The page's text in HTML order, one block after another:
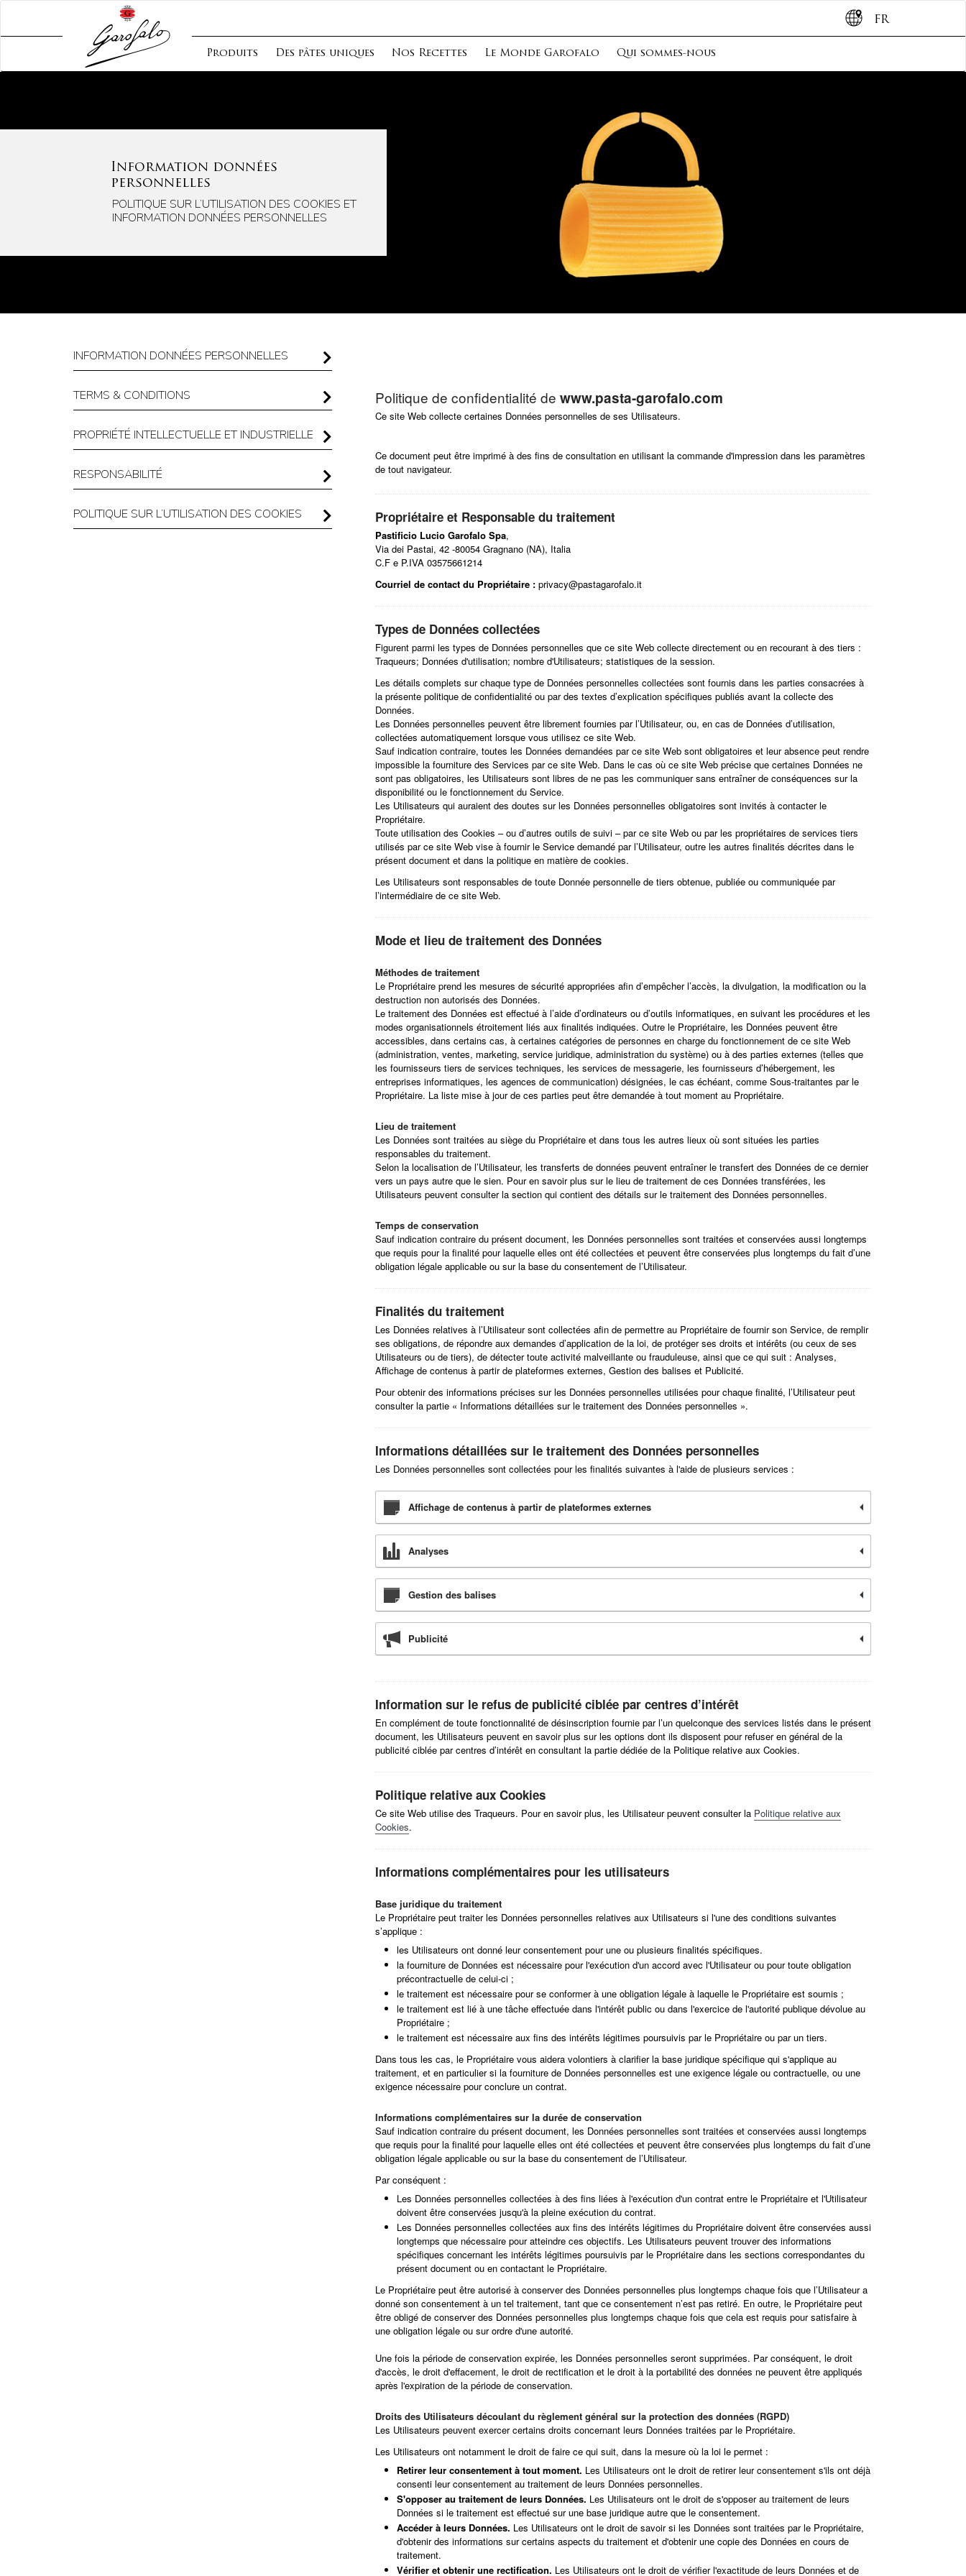
Produits Des pâtes uniques Nos Recettes Le Monde Garofalo Qui sommes-nous
FR
Information données
personnelles
POLITIQUE SUR L’UTILISATION DES COOKIES ET
INFORMATION DONNÉES PERSONNELLES
INFORMATION DONNÉES PERSONNELLES
TERMS & CONDITIONS
PROPRIÉTÉ INTELLECTUELLE ET INDUSTRIELLE
RESPONSABILITÉ
POLITIQUE SUR L’UTILISATION DES COOKIES
Politique de confidentialité de www.pasta-garofalo.com
Ce site Web collecte certaines Données personnelles de ses Utilisateurs.
Ce document peut être imprimé à des fins de consultation en utilisant la commande d'impression dans les paramètres
de tout navigateur.
Propriétaire et Responsable du traitement
Pastificio Lucio Garofalo Spa,
Via dei Pastai, 42 -80054 Gragnano (NA), Italia
C.F e P.IVA 03575661214
Courriel de contact du Propriétaire : privacy@pastagarofalo.it
Types de Données collectées
Figurent parmi les types de Données personnelles que ce site Web collecte directement ou en recourant à des tiers :
Traqueurs; Données d'utilisation; nombre d'Utilisateurs; statistiques de la session.
Les détails complets sur chaque type de Données personnelles collectées sont fournis dans les parties consacrées à
la présente politique de confidentialité ou par des textes d’explication spécifiques publiés avant la collecte des
Données.
Les Données personnelles peuvent être librement fournies par l’Utilisateur, ou, en cas de Données d’utilisation,
collectées automatiquement lorsque vous utilisez ce site Web.
Sauf indication contraire, toutes les Données demandées par ce site Web sont obligatoires et leur absence peut rendre
impossible la fourniture des Services par ce site Web. Dans le cas où ce site Web précise que certaines Données ne
sont pas obligatoires, les Utilisateurs sont libres de ne pas les communiquer sans entraîner de conséquences sur la
disponibilité ou le fonctionnement du Service.
Les Utilisateurs qui auraient des doutes sur les Données personnelles obligatoires sont invités à contacter le
Propriétaire.
Toute utilisation des Cookies – ou d’autres outils de suivi – par ce site Web ou par les propriétaires de services tiers
utilisés par ce site Web vise à fournir le Service demandé par l’Utilisateur, outre les autres finalités décrites dans le
présent document et dans la politique en matière de cookies.
Les Utilisateurs sont responsables de toute Donnée personnelle de tiers obtenue, publiée ou communiquée par
l’intermédiaire de ce site Web.
Mode et lieu de traitement des Données
Méthodes de traitement
Le Propriétaire prend les mesures de sécurité appropriées afin d’empêcher l’accès, la divulgation, la modification ou la
destruction non autorisés des Données.
Le traitement des Données est effectué à l’aide d’ordinateurs ou d’outils informatiques, en suivant les procédures et les
modes organisationnels étroitement liés aux finalités indiquées. Outre le Propriétaire, les Données peuvent être
accessibles, dans certains cas, à certaines catégories de personnes en charge du fonctionnement de ce site Web
(administration, ventes, marketing, service juridique, administration du système) ou à des parties externes (telles que
les fournisseurs tiers de services techniques, les services de messagerie, les fournisseurs d’hébergement, les
entreprises informatiques, les agences de communication) désignées, le cas échéant, comme Sous-traitantes par le
Propriétaire. La liste mise à jour de ces parties peut être demandée à tout moment au Propriétaire.
Lieu de traitement
Les Données sont traitées au siège du Propriétaire et dans tous les autres lieux où sont situées les parties
responsables du traitement.
Selon la localisation de l’Utilisateur, les transferts de données peuvent entraîner le transfert des Données de ce dernier
vers un pays autre que le sien. Pour en savoir plus sur le lieu de traitement de ces Données transférées, les
Utilisateurs peuvent consulter la section qui contient des détails sur le traitement des Données personnelles.
Temps de conservation
Sauf indication contraire du présent document, les Données personnelles sont traitées et conservées aussi longtemps
que requis pour la finalité pour laquelle elles ont été collectées et peuvent être conservées plus longtemps du fait d’une
obligation légale applicable ou sur la base du consentement de l’Utilisateur.
Finalités du traitement
Les Données relatives à l’Utilisateur sont collectées afin de permettre au Propriétaire de fournir son Service, de remplir
ses obligations, de répondre aux demandes d’application de la loi, de protéger ses droits et intérêts (ou ceux de ses
Utilisateurs ou de tiers), de détecter toute activité malveillante ou frauduleuse, ainsi que ce qui suit : Analyses,
Affichage de contenus à partir de plateformes externes, Gestion des balises et Publicité.
Pour obtenir des informations précises sur les Données personnelles utilisées pour chaque finalité, l’Utilisateur peut
consulter la partie « Informations détaillées sur le traitement des Données personnelles ».
Informations détaillées sur le traitement des Données personnelles
Les Données personnelles sont collectées pour les finalités suivantes à l'aide de plusieurs services :
Affichage de contenus à partir de plateformes externes
Analyses
Gestion des balises
Publicité
Information sur le refus de publicité ciblée par centres d’intérêt
En complément de toute fonctionnalité de désinscription fournie par l’un quelconque des services listés dans le présent
document, les Utilisateurs peuvent en savoir plus sur les options dont ils disposent pour refuser en général de la
publicité ciblée par centres d’intérêt en consultant la partie dédiée de la Politique relative aux Cookies.
Politique relative aux Cookies
Ce site Web utilise des Traqueurs. Pour en savoir plus, les Utilisateur peuvent consulter la Politique relative aux
Cookies.
Informations complémentaires pour les utilisateurs
Base juridique du traitement
Le Propriétaire peut traiter les Données personnelles relatives aux Utilisateurs si l'une des conditions suivantes
s’applique :
les Utilisateurs ont donné leur consentement pour une ou plusieurs finalités spécifiques.
la fourniture de Données est nécessaire pour l'exécution d'un accord avec l'Utilisateur ou pour toute obligation
précontractuelle de celui-ci ;
le traitement est nécessaire pour se conformer à une obligation légale à laquelle le Propriétaire est soumis ;
le traitement est lié à une tâche effectuée dans l'intérêt public ou dans l'exercice de l'autorité publique dévolue au
Propriétaire ;
le traitement est nécessaire aux fins des intérêts légitimes poursuivis par le Propriétaire ou par un tiers.
Dans tous les cas, le Propriétaire vous aidera volontiers à clarifier la base juridique spécifique qui s'applique au
traitement, et en particulier si la fourniture de Données personnelles est une exigence légale ou contractuelle, ou une
exigence nécessaire pour conclure un contrat.
Informations complémentaires sur la durée de conservation
Sauf indication contraire du présent document, les Données personnelles sont traitées et conservées aussi longtemps
que requis pour la finalité pour laquelle elles ont été collectées et peuvent être conservées plus longtemps du fait d’une
obligation légale applicable ou sur la base du consentement de l’Utilisateur.
Par conséquent :
Les Données personnelles collectées à des fins liées à l'exécution d'un contrat entre le Propriétaire et l'Utilisateur
doivent être conservées jusqu'à la pleine exécution du contrat.
Les Données personnelles collectées aux fins des intérêts légitimes du Propriétaire doivent être conservées aussi
longtemps que nécessaire pour atteindre ces objectifs. Les Utilisateurs peuvent trouver des informations
spécifiques concernant les intérêts légitimes poursuivis par le Propriétaire dans les sections correspondantes du
présent document ou en contactant le Propriétaire.
Le Propriétaire peut être autorisé à conserver des Données personnelles plus longtemps chaque fois que l’Utilisateur a
donné son consentement à un tel traitement, tant que ce consentement n’est pas retiré. En outre, le Propriétaire peut
être obligé de conserver des Données personnelles plus longtemps chaque fois que cela est requis pour satisfaire à
une obligation légale ou sur ordre d'une autorité.
Une fois la période de conservation expirée, les Données personnelles seront supprimées. Par conséquent, le droit
d'accès, le droit d'effacement, le droit de rectification et le droit à la portabilité des données ne peuvent être appliqués
après l'expiration de la période de conservation.
Droits des Utilisateurs découlant du règlement général sur la protection des données (RGPD)
Les Utilisateurs peuvent exercer certains droits concernant leurs Données traitées par le Propriétaire.
Les Utilisateurs ont notamment le droit de faire ce qui suit, dans la mesure où la loi le permet :
Retirer leur consentement à tout moment. Les Utilisateurs ont le droit de retirer leur consentement s'ils ont déjà
consenti leur consentement au traitement de leurs Données personnelles.
S'opposer au traitement de leurs Données. Les Utilisateurs ont le droit de s'opposer au traitement de leurs
Données si le traitement est effectué sur une base juridique autre que le consentement.
Accéder à leurs Données. Les Utilisateurs ont le droit de savoir si les Données sont traitées par le Propriétaire,
d'obtenir des informations sur certains aspects du traitement et d'obtenir une copie des Données en cours de
traitement.
Vérifier et obtenir une rectification. Les Utilisateurs ont le droit de vérifier l'exactitude de leurs Données et de